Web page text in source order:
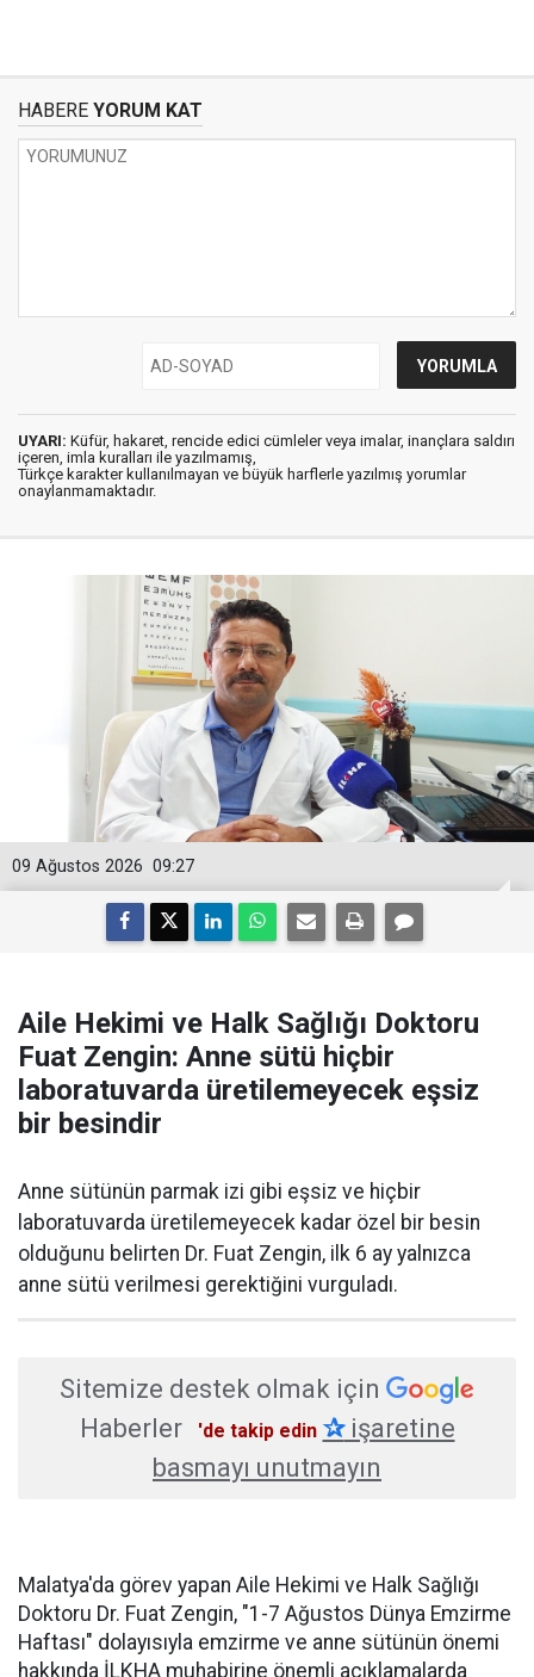
HABERE YORUM KAT
UYARI: Küfür, hakaret, rencide edici cümleler veya imalar, inançlara saldırı
içeren, imla kuralları ile yazılmamış,
Türkçe karakter kullanılmayan ve büyük harflerle yazılmış yorumlar
onaylanmamaktadır.
09:27
09 Ağustos 2026
Aile Hekimi ve Halk Sağlığı Doktoru
Fuat Zengin: Anne sütü hiçbir
laboratuvarda üretilemeyecek eşsiz
bir besindir
Anne sütünün parmak izi gibi eşsiz ve hiçbir
laboratuvarda üretilemeyecek kadar özel bir besin
olduğunu belirten Dr. Fuat Zengin, ilk 6 ay yalnızca
anne sütü verilmesi gerektiğini vurguladı.
Sitemize destek olmak için
Haberler
'de takip edin ✰işaretine
basmayı unutmayın
Malatya'da görev yapan Aile Hekimi ve Halk Sağlığı
Doktoru Dr. Fuat Zengin, "1-7 Ağustos Dünya Emzirme
Haftası" dolayısıyla emzirme ve anne sütünün önemi
hakkında İLKHA muhabirine önemli açıklamalarda